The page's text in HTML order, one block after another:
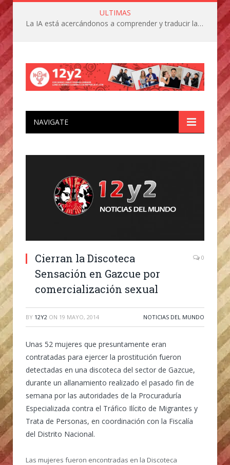
ULTIMAS
La IA está acercándonos a comprender y traducir las vocalizaciones y comportamientos de nuestras mascotas
NAVIGATE
Cierran la Discoteca
Sensación en Gazcue por
comercialización sexual
0
BY 12Y2 ON 19 MAYO, 2014 NOTICIAS DEL MUNDO
Unas 52 mujeres que presuntamente eran
contratadas para ejercer la prostitución fueron
detectadas en una discoteca del sector de Gazcue,
durante un allanamiento realizado el pasado fin de
semana por las autoridades de la Procuraduría
Especializada contra el Tráfico Ilícito de Migrantes y
Trata de Personas, en coordinación con la Fiscalía
del Distrito Nacional.
Las mujeres fueron encontradas en la Discoteca